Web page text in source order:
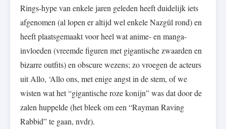
Rings-hype van enkele jaren geleden heeft duidelijk iets
afgenomen (al lopen er altijd wel enkele Nazgûl rond) en
heeft plaatsgemaakt voor heel wat anime- en manga-
invloeden (vreemde figuren met gigantische zwaarden en
bizarre outfits) en obscure wezens; zo vroegen de acteurs
uit Allo, ‘Allo ons, met enige angst in de stem, of we
wisten wat het “gigantische roze konijn” was dat door de
zalen huppelde (het bleek om een “Rayman Raving
Rabbid” te gaan, nvdr).